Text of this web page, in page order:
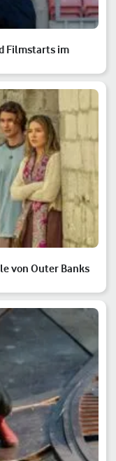
Filmstarts im
von Outer Banks